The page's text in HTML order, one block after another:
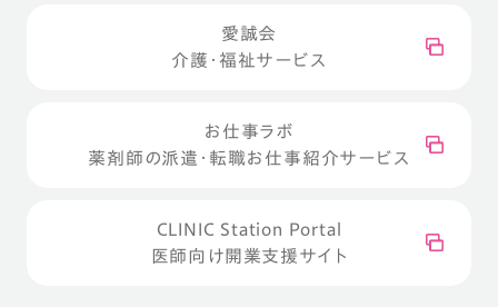
愛誠会
介護・福祉サービス
お仕事ラボ
薬剤師の派遣・転職お仕事紹介サービス
CLINIC Station Portal
医師向け開業支援サイト